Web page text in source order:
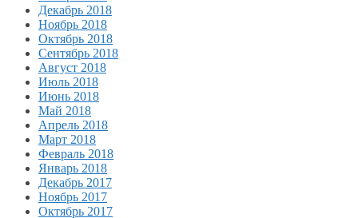
Декабрь 2018
Ноябрь 2018
Октябрь 2018
Сентябрь 2018
Август 2018
Июль 2018
Июнь 2018
Май 2018
Апрель 2018
Март 2018
Февраль 2018
Январь 2018
Декабрь 2017
Ноябрь 2017
Октябрь 2017